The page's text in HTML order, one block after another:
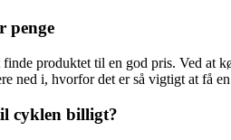
penge
produktet til en god pris. Ved
i, hvorfor det er så vigtigt at få
cyklen billigt?